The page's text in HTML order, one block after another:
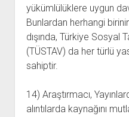
yükümlülüklere uygun
Bunlardan herhangi
dışında, Türkiye Sosyal
(TÜSTAV) da her türlü
sahiptir.
14) Araştırmacı,
alıntılarda kaynağını